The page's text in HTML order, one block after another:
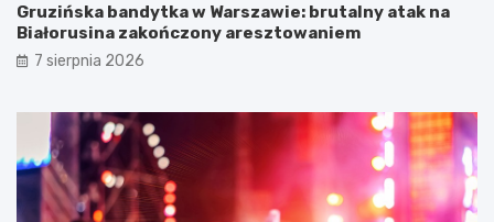
Gruzińska bandytka w Warszawie: brutalny atak na
Białorusina zakończony aresztowaniem
7 sierpnia 2026